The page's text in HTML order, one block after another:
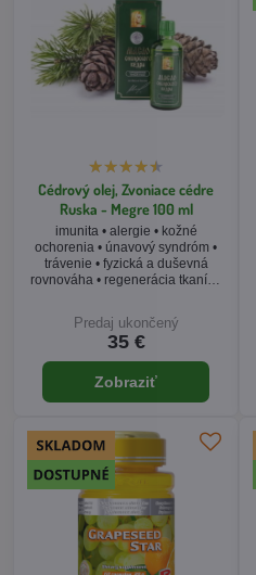
Cédrový olej, Zvoniace cédre
Ruska - Megre 100 ml
imunita • alergie • kožné
ochorenia • únavový syndróm •
trávenie • fyzická a duševná
rovnováha • regenerácia tkanív •
Predaj ukončený
35 €
Zobraziť